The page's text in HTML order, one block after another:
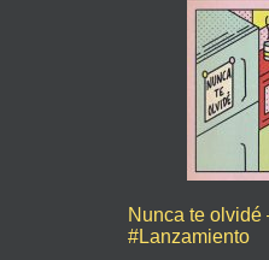
Nunca te olvidé
#Lanzamiento